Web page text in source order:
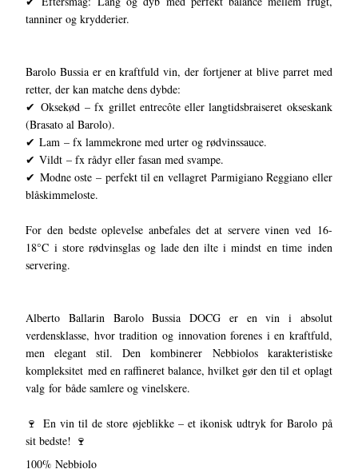
tanniner og krydderier.
Barolo Bussia er en kraftfuld vin, der fortjener at blive parret med
retter, der kan matche dens dybde:
✔ Oksekød – fx grillet entrecôte eller langtidsbraiseret okseskank
(Brasato al Barolo).
✔ Lam – fx lammekrone med urter og rødvinssauce.
✔ Vildt – fx rådyr eller fasan med svampe.
✔ Modne oste – perfekt til en vellagret Parmigiano Reggiano eller
blåskimmeloste.
For den bedste oplevelse anbefales det at servere vinen ved 16-
18°C i store rødvinsglas og lade den ilte i mindst en time inden
servering.
Alberto Ballarin Barolo Bussia DOCG er en vin i absolut
verdensklasse, hvor tradition og innovation forenes i en kraftfuld,
men elegant stil. Den kombinerer Nebbiolos karakteristiske
kompleksitet med en raffineret balance, hvilket gør den til et oplagt
valg for både samlere og vinelskere.
🍷 En vin til de store øjeblikke – et ikonisk udtryk for Barolo på
sit bedste! 🍷
100% Nebbiolo